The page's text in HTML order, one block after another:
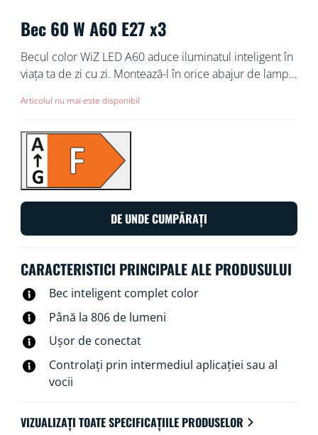
Bec 60 W A60 E27 x3
Becul color WiZ LED A60 aduce iluminatul inteligent în
viața ta de zi cu zi. Montează-l în orice abajur de lampă
de culori sau cu lumina albă, de la caldă până la rece.
luminile în funcție de rutinele tale zilnice sau
săptămânale, le poți controla cu ajutorul telefonului
inteligent sau al vocii și poți comanda de la distanță
luminile chiar și atunci când ești plecat. Luminile WiZ
se conectează la rețeaua Wi-Fi existentă, nefiind nevoie
de echipamente suplimentare.
Articolul nu mai este disponibil
DE UNDE CUMPĂRAȚI
CARACTERISTICI PRINCIPALE ALE PRODUSULUI
Bec inteligent complet color
Până la 806 de lumeni
Ușor de conectat
Controlați prin intermediul aplicației sau al
vocii
VIZUALIZAȚI TOATE SPECIFICAȚIILE PRODUSELOR